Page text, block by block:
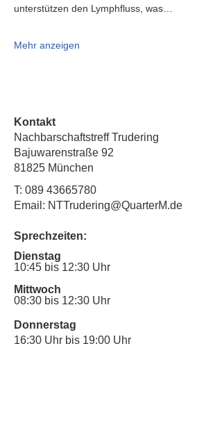
unterstützen den Lymphfluss, was…
Mehr anzeigen
Kontakt
Nachbarschaftstreff Trudering
Bajuwarenstraße 92
81825 München
T: 089 43665780
Email: NTTrudering@QuarterM.de
Sprechzeiten:
Dienstag
10:45 bis 12:30 Uhr
Mittwoch
08:30 bis 12:30 Uhr
Donnerstag
16:30 Uhr bis 19:00 Uhr